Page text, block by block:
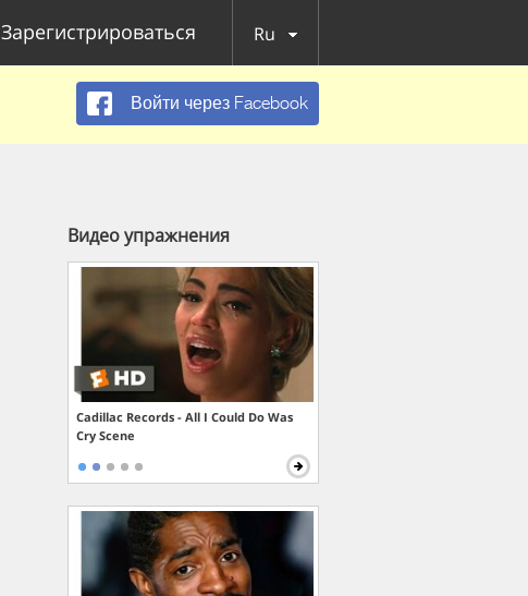
Зарегистрироваться Ru
Войти через Facebook
Видео упражнения
Cadillac Records - All I Could Do Was
Cry Scene